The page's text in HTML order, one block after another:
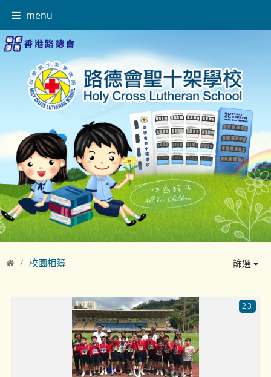
menu
校園相簿 篩選
23